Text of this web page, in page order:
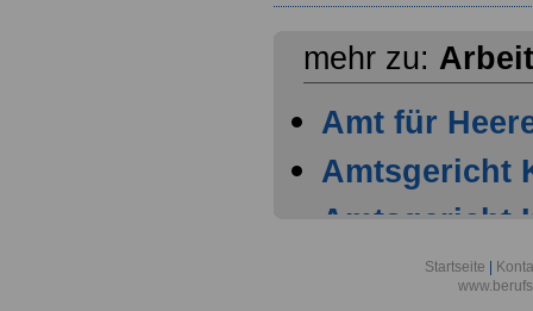
mehr zu:
Amt für
Amtsgericht
Amtsgericht
Amtsgericht
Startseite